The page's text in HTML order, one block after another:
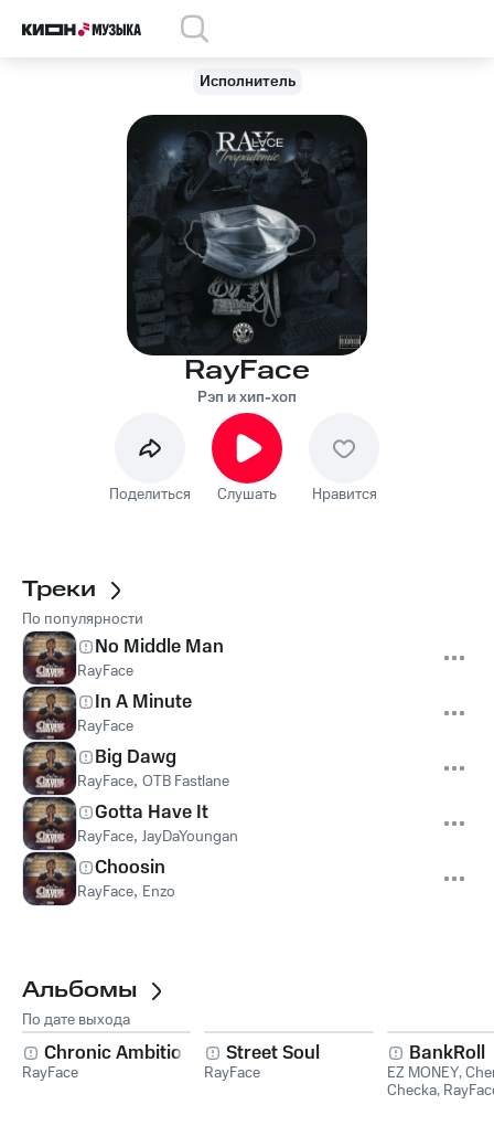
Исполнитель
RayFace
Рэп и хип-хоп
Поделиться Слушать Нравится
Треки
По популярности
No Middle Man
RayFace
In A Minute
RayFace
Big Dawg
RayFace, OTB Fastlane
Gotta Have It
RayFace, JayDaYoungan
Choosin
RayFace, Enzo
Альбомы
По дате выхода
Chronic Ambition 2
RayFace
Street Soul
RayFace
BankRoll
EZ MONEY,
Checka,